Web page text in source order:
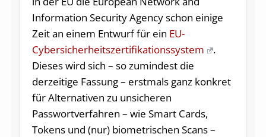
Information Security Agency schon einige
Zeit an einem Entwurf für ein EU-
Cybersicherheitszertifikationssystem
.
Dieses wird sich – so zumindest die
derzeitige Fassung – erstmals ganz konkret
für Alternativen zu unsicheren
Passwortverfahren – wie Smart Cards,
Tokens und (nur) biometrischen Scans –